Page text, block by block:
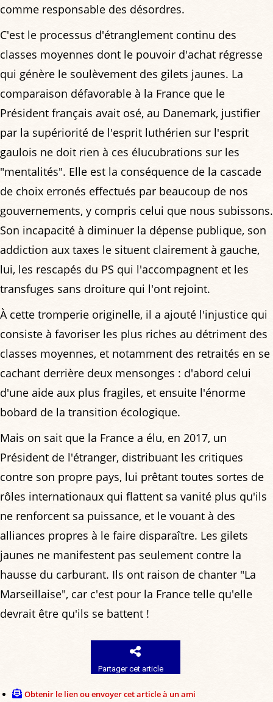
comme responsable des désordres.
C'est le processus d'étranglement continu des
classes moyennes dont le pouvoir d'achat régresse
qui génère le soulèvement des gilets jaunes. La
comparaison défavorable à la France que le
Président français avait osé, au Danemark, justifier
par la supériorité de l'esprit luthérien sur l'esprit
gaulois ne doit rien à ces élucubrations sur les
"mentalités". Elle est la conséquence de la cascade
de choix erronés effectués par beaucoup de nos
gouvernements, y compris celui que nous subissons.
Son incapacité à diminuer la dépense publique, son
addiction aux taxes le situent clairement à gauche,
lui, les rescapés du PS qui l'accompagnent et les
transfuges sans droiture qui l'ont rejoint.
À cette tromperie originelle, il a ajouté l'injustice qui
consiste à favoriser les plus riches au détriment des
classes moyennes, et notamment des retraités en se
cachant derrière deux mensonges : d'abord celui
d'une aide aux plus fragiles, et ensuite l'énorme
bobard de la transition écologique.
Mais on sait que la France a élu, en 2017, un
Président de l'étranger, distribuant les critiques
contre son propre pays, lui prêtant toutes sortes de
rôles internationaux qui flattent sa vanité plus qu'ils
ne renforcent sa puissance, et le vouant à des
alliances propres à le faire disparaître. Les gilets
jaunes ne manifestent pas seulement contre la
hausse du carburant. Ils ont raison de chanter "La
Marseillaise", car c'est pour la France telle qu'elle
devrait être qu'ils se battent !
Partager cet article
Obtenir le lien ou envoyer cet article à un ami